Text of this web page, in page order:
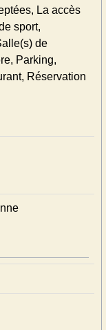
La accès
sport,
de
Parking,
Réservation